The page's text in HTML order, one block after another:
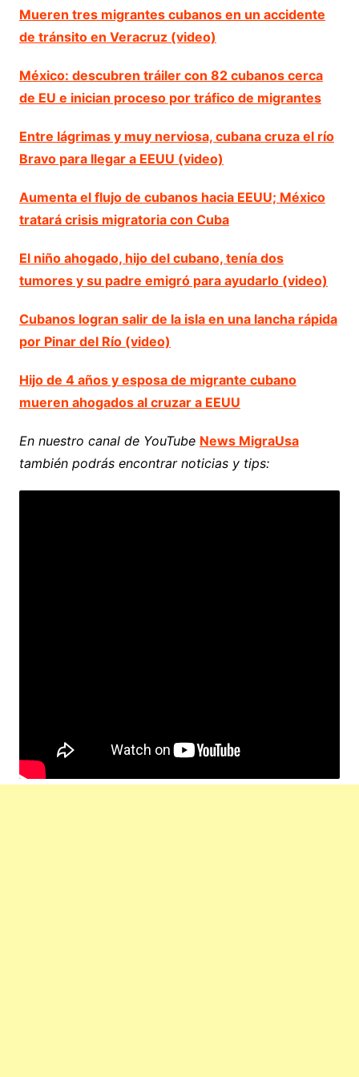
Mueren tres migrantes cubanos en un accidente
de tránsito en Veracruz (video)
México: descubren tráiler con 82 cubanos cerca
de EU e inician proceso por tráfico de migrantes
Entre lágrimas y muy nerviosa, cubana cruza el río
Bravo para llegar a EEUU (video)
Aumenta el flujo de cubanos hacia EEUU; México
tratará crisis migratoria con Cuba
El niño ahogado, hijo del cubano, tenía dos
tumores y su padre emigró para ayudarlo (video)
Cubanos logran salir de la isla en una lancha rápida
por Pinar del Río (video)
Hijo de 4 años y esposa de migrante cubano
mueren ahogados al cruzar a EEUU
En nuestro canal de YouTube News MigraUsa
también podrás encontrar noticias y tips: